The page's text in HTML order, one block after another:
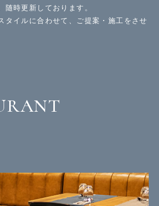
随時更新しております。
タイルに合わせて、ご提案・施工をさせ